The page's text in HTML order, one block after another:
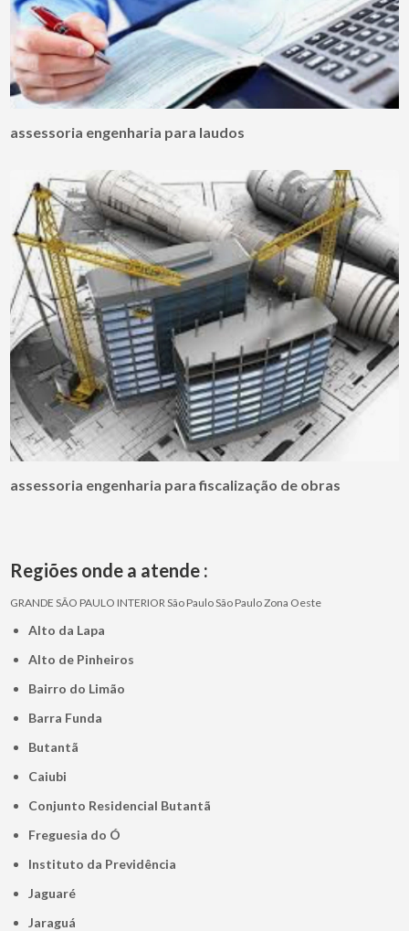
assessoria engenharia para laudos
assessoria engenharia para fiscalização de obras
Regiões onde a atende :
GRANDE SÃO PAULO INTERIOR São PauloSão PauloZona Oeste
Alto da Lapa
Alto de Pinheiros
Bairro do Limão
Barra Funda
Butantã
Caiubi
Conjunto Residencial Butantã
Freguesia do Ó
Instituto da Previdência
Jaguaré
Jaraguá